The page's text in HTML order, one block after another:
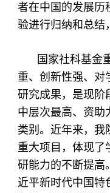
者在中国的发展历
验进行归纳和总结
国家社科基金
重、创新性强、对
研究成果，是现阶
中层次最高、资助
类别。近年来，我
重大项目，体现了
研能力的不断提高
近平新时代中国特